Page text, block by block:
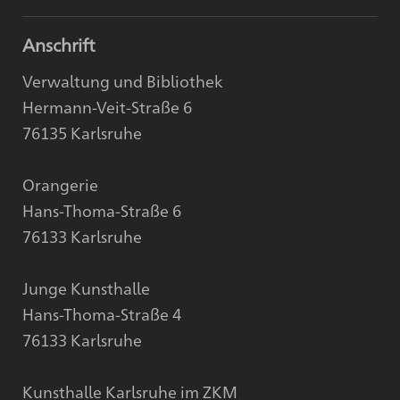
Anschrift
Verwaltung und Bibliothek
Hermann-Veit-Straße 6
76135 Karlsruhe
Orangerie
Hans-Thoma-Straße 6
76133 Karlsruhe
Junge Kunsthalle
Hans-Thoma-Straße 4
76133 Karlsruhe
Kunsthalle Karlsruhe im ZKM